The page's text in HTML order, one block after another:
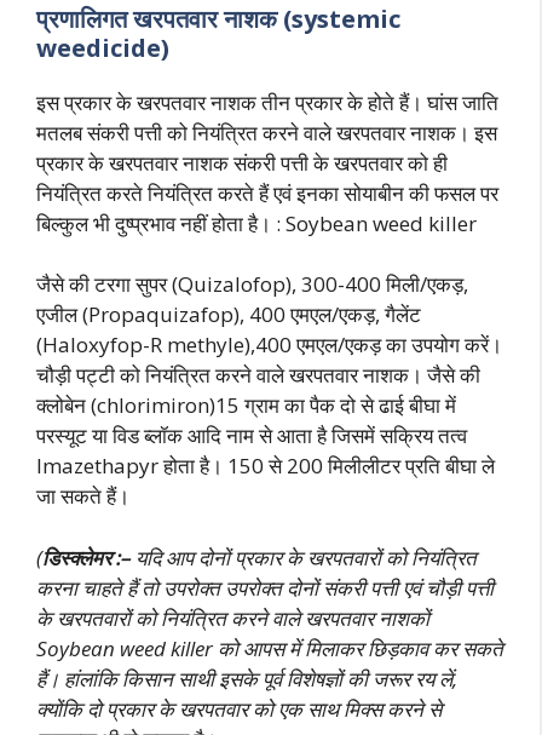
प्रणालिगत खरपतवार नाशक (systemic
weedicide)
इस प्रकार के खरपतवार नाशक तीन प्रकार के होते हैं। घांस जाति
मतलब संकरी पत्ती को नियंत्रित करने वाले खरपतवार नाशक। इस
प्रकार के खरपतवार नाशक संकरी पत्ती के खरपतवार को ही
नियंत्रित करते नियंत्रित करते हैं एवं इनका सोयाबीन की फसल पर
बिल्कुल भी दुष्प्रभाव नहीं होता है। : Soybean weed killer
जैसे की टरगा सुपर (Quizalofop), 300-400 मिली/एकड़,
एजील (Propaquizafop), 400 एमएल/एकड़, गैलेंट
(Haloxyfop-R methyle),400 एमएल/एकड़ का उपयोग करें।
चौड़ी पट्टी को नियंत्रित करने वाले खरपतवार नाशक। जैसे की
क्लोबेन (chlorimiron)15 ग्राम का पैक दो से ढाई बीघा में
परस्यूट या विड ब्लॉक आदि नाम से आता है जिसमें सक्रिय तत्व
Imazethapyr होता है। 150 से 200 मिलीलीटर प्रति बीघा ले
जा सकते हैं।
(डिस्क्लेमर :–यदि आप दोनों प्रकार के खरपतवारों को नियंत्रित
करना चाहते हैं तो उपरोक्त उपरोक्त दोनों संकरी पत्ती एवं चौड़ी पत्ती
के खरपतवारों को नियंत्रित करने वाले खरपतवार नाशकों
Soybean weed killer को आपस में मिलाकर छिड़काव कर सकते
हैं। हांलांकि किसान साथी इसके पूर्व विशेषज्ञों की जरूर रय लें,
क्योंकि दो प्रकार के खरपतवार को एक साथ मिक्स करने से